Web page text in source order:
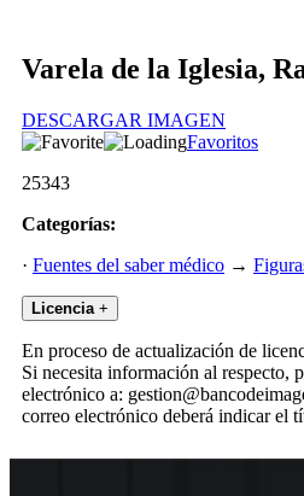
Varela de la Iglesia,
DESCARGAR IMAGEN
Favoritos
25343
Categorías:
· Fuentes del saber médico →
Licencia +
En proceso de actualización de
Si necesita información al respecto,
electrónico a:
correo electrónico deberá indicar el